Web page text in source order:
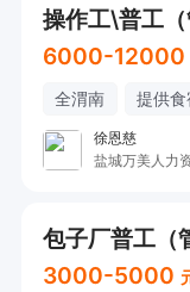
操作工\普工（
6000-12000
全渭南 提供食
徐恩慈
盐城万美人力
3000-5000